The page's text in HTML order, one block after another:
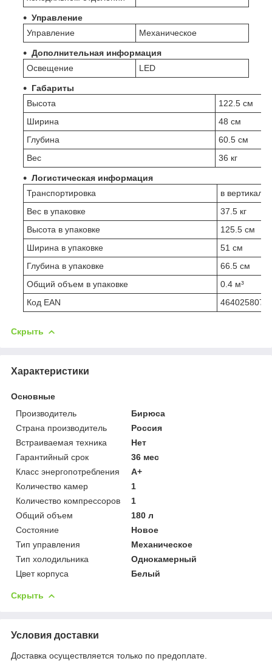
Управление
Управление
Механическое
Дополнительная информация
Освещение
LED
Габариты
Высота
122.5 см
Ширина
48 см
Глубина
60.5 см
Вес
36 кг
Логистическая информация
Транспортировка
в
Вес в упаковке
37.5 кг
Высота в упаковке
125.5 см
Ширина в упаковке
51 см
Глубина в упаковке
66.5 см
Общий объем в упаковке
0.4 м³
Код EAN
Скрыть
Характеристики
Основные
Производитель
Бирюса
Страна производитель
Россия
Встраиваемая техника
Нет
Гарантийный срок
36 мес
Класс энергопотребления
A+
Количество камер
1
Количество компрессоров
1
Общий объем
180 л
Состояние
Новое
Тип управления
Механическое
Тип холодильника
Однокамерный
Цвет корпуса
Белый
Скрыть
Условия доставки
Доставка осуществляется только по предоплате.